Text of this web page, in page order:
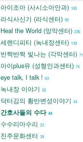
아이조아 (사시소아안과) 165
라식사신기 (라식센터) 55
Heal the World (망막센터) 236
세렌디피티 (녹내장센터) 139
반짝반짝 빛나는 (각막센터) 71
아이plus유 (성형안과센터) 74
eye talk, I talk ! 63
녹내장 이야기 22
닥터김의 황반변성이야기 43
간호사들의 수다 44
수수리마수리 23
진주문화센터 39